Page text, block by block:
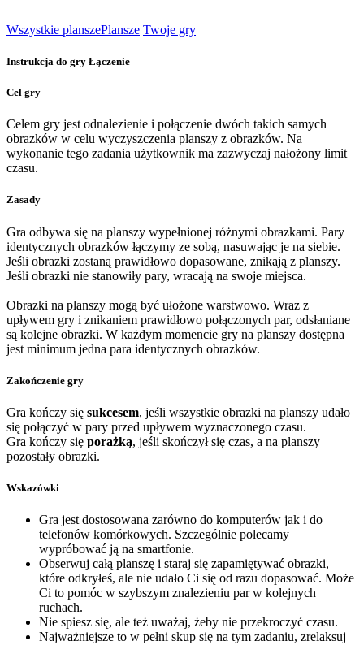
Wszystkie planszePlansze Twoje gry
Instrukcja do gry Łączenie
Cel gry
Celem gry jest odnalezienie i połączenie dwóch takich samych
obrazków w celu wyczyszczenia planszy z obrazków. Na
wykonanie tego zadania użytkownik ma zazwyczaj nałożony limit
czasu.
Zasady
Gra odbywa się na planszy wypełnionej różnymi obrazkami. Pary
identycznych obrazków łączymy ze sobą, nasuwając je na siebie.
Jeśli obrazki zostaną prawidłowo dopasowane, znikają z planszy.
Jeśli obrazki nie stanowiły pary, wracają na swoje miejsca.
Obrazki na planszy mogą być ułożone warstwowo. Wraz z
upływem gry i znikaniem prawidłowo połączonych par, odsłaniane
są kolejne obrazki. W każdym momencie gry na planszy dostępna
jest minimum jedna para identycznych obrazków.
Zakończenie gry
Gra kończy się sukcesem, jeśli wszystkie obrazki na planszy udało
się połączyć w pary przed upływem wyznaczonego czasu.
Gra kończy się porażką, jeśli skończył się czas, a na planszy
pozostały obrazki.
Wskazówki
Gra jest dostosowana zarówno do komputerów jak i do
telefonów komórkowych. Szczególnie polecamy
wypróbować ją na smartfonie.
Obserwuj całą planszę i staraj się zapamiętywać obrazki,
które odkryłeś, ale nie udało Ci się od razu dopasować. Może
Ci to pomóc w szybszym znalezieniu par w kolejnych
ruchach.
Nie spiesz się, ale też uważaj, żeby nie przekroczyć czasu.
Najważniejsze to w pełni skup się na tym zadaniu, zrelaksuj